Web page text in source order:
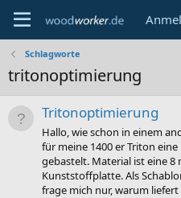
Schlagworte
tritonoptimierung
Tritonoptimierung
Hallo, wie schon in einem
für meine 1400 er Triton
gebastelt. Material ist eine
Kunststoffplatte. Als
frage mich nur, warum liefert